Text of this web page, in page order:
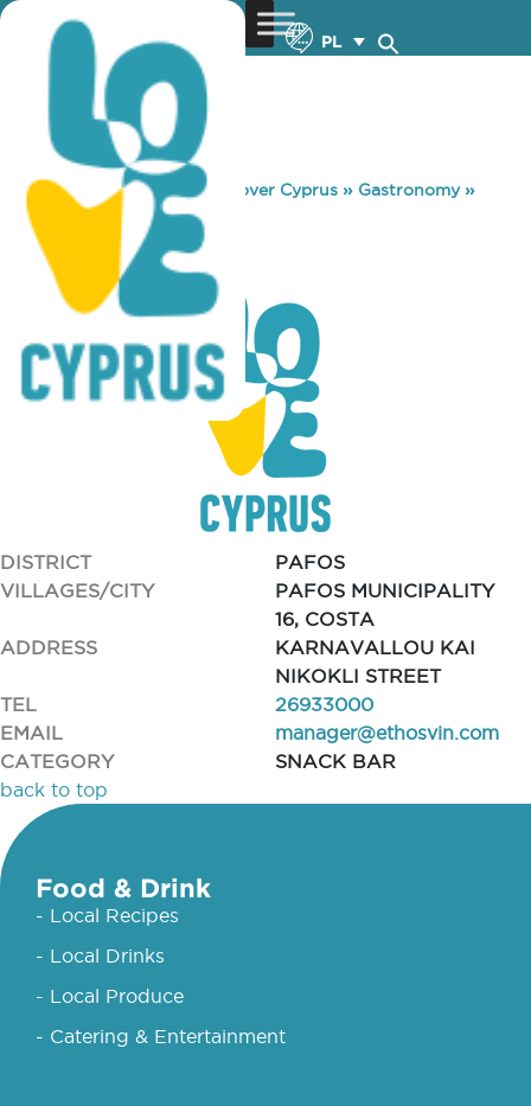
PL
You are here: Home »Discover Cyprus » Gastronomy»
ETHOS
ETHOS
DISTRICT
PAFOS
VILLAGES/CITY
PAFOS MUNICIPALITY
ADDRESS
16, COSTA
KARNAVALLOU KAI
NIKOKLI STREET
TEL
26933000
EMAIL
manager@ethosvin.com
CATEGORY
SNACK BAR
back to top
Food & Drink
- Local Recipes
- Local Drinks
- Local Produce
- Catering & Entertainment